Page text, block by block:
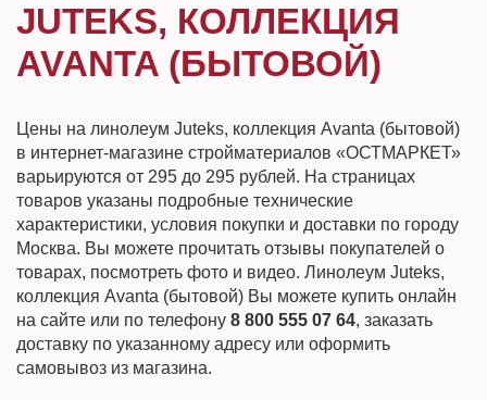
JUTEKS, КОЛЛЕКЦИЯ
AVANTA (БЫТОВОЙ)
Цены на линолеум Juteks, коллекция Avanta (бытовой)
в интернет-магазине стройматериалов «ОСТМАРКЕТ»
варьируются от 295 до 295 рублей. На страницах
товаров указаны подробные технические
характеристики, условия покупки и доставки по городу
Москва. Вы можете прочитать отзывы покупателей о
товарах, посмотреть фото и видео. Линолеум Juteks,
коллекция Avanta (бытовой) Вы можете купить онлайн
на сайте или по телефону 8 800 555 07 64, заказать
доставку по указанному адресу или оформить
самовывоз из магазина.